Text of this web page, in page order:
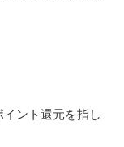
ント還元を指し